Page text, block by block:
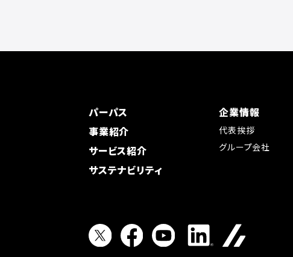
パーパス
事業紹介
サービス紹介
サステナビリティ
企業情報
代表挨拶
グループ会社